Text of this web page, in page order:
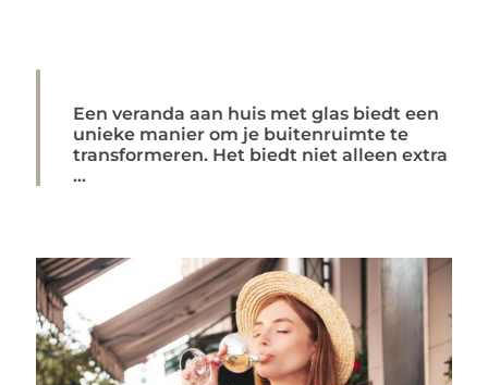
Een veranda aan huis met glas biedt een
unieke manier om je buitenruimte te
transformeren. Het biedt niet alleen extra
...